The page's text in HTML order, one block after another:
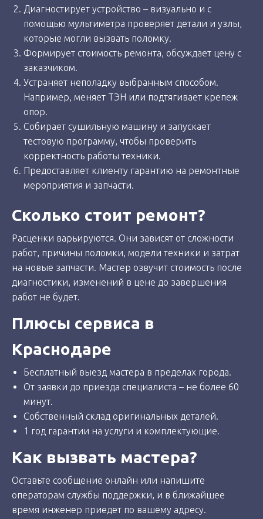
Диагностирует устройство – визуально и с
помощью мультиметра проверяет детали и узлы,
которые могли вызвать поломку.
Формирует стоимость ремонта, обсуждает цену с
заказчиком.
Устраняет неполадку выбранным способом.
Например, меняет ТЭН или подтягивает крепеж
опор.
Собирает сушильную машину и запускает
тестовую программу, чтобы проверить
корректность работы техники.
Предоставляет клиенту гарантию на ремонтные
мероприятия и запчасти.
Сколько стоит ремонт?
Расценки варьируются. Они зависят от сложности
работ, причины поломки, модели техники и затрат
на новые запчасти. Мастер озвучит стоимость после
диагностики, изменений в цене до завершения
работ не будет.
Плюсы сервиса в
Краснодаре
Бесплатный выезд мастера в пределах города.
От заявки до приезда специалиста – не более 60
минут.
Собственный склад оригинальных деталей.
1 год гарантии на услуги и комплектующие.
Как вызвать мастера?
Оставьте сообщение онлайн или напишите
операторам службы поддержки, и в ближайшее
время инженер приедет по вашему адресу.